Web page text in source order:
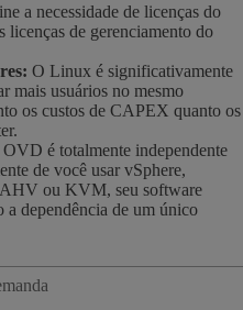
a necessidade de licenças do
de gerenciamento do
O Linux é significativamente
mais usuários no mesmo
os custos de CAPEX quanto os
é totalmente independente
de você usar vSphere,
ou KVM, seu software
a dependência de um único